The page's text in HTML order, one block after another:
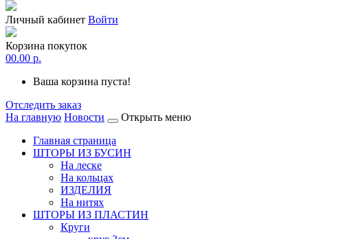
Личный кабинет Войти
Корзина покупок
00.00 р.
Ваша корзина пуста!
Отследить заказ
На главную Новости
Открыть меню
Главная страница
ШТОРЫ ИЗ БУСИН
На леске
На кольцах
ИЗДЕЛИЯ
На нитях
ШТОРЫ ИЗ ПЛАСТИН
Круги